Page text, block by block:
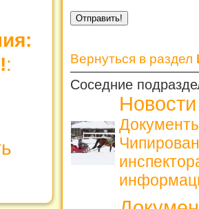
:
Вернуться в раздел
Соседние
Новости